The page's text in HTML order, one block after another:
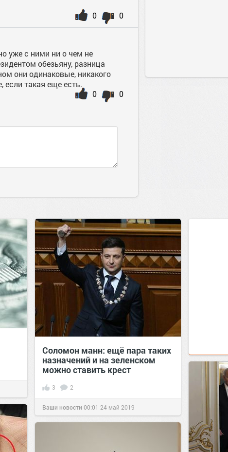
0
0
уже с ними ни о чем не
обезьяну, разница
они одинаковые, никакого
если такая еще есть.
0
0
Соломон манн: ещё пара таких
назначений и на зеленском
можно ставить крест
3 2
Ваши новости 00:01 24 май 2019